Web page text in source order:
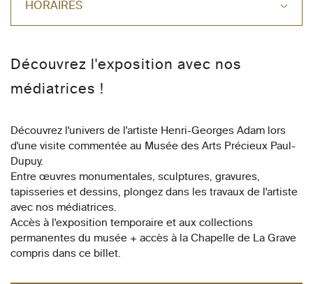
HORAIRES
Découvrez l'exposition avec nos
médiatrices !
Découvrez l'univers de l'artiste Henri-Georges Adam lors
d'une visite commentée au Musée des Arts Précieux Paul-
Dupuy.
Entre œuvres monumentales, sculptures, gravures,
tapisseries et dessins, plongez dans les travaux de l'artiste
avec nos médiatrices.
Accès à l'exposition temporaire et aux collections
permanentes du musée + accès à la Chapelle de La Grave
compris dans ce billet.